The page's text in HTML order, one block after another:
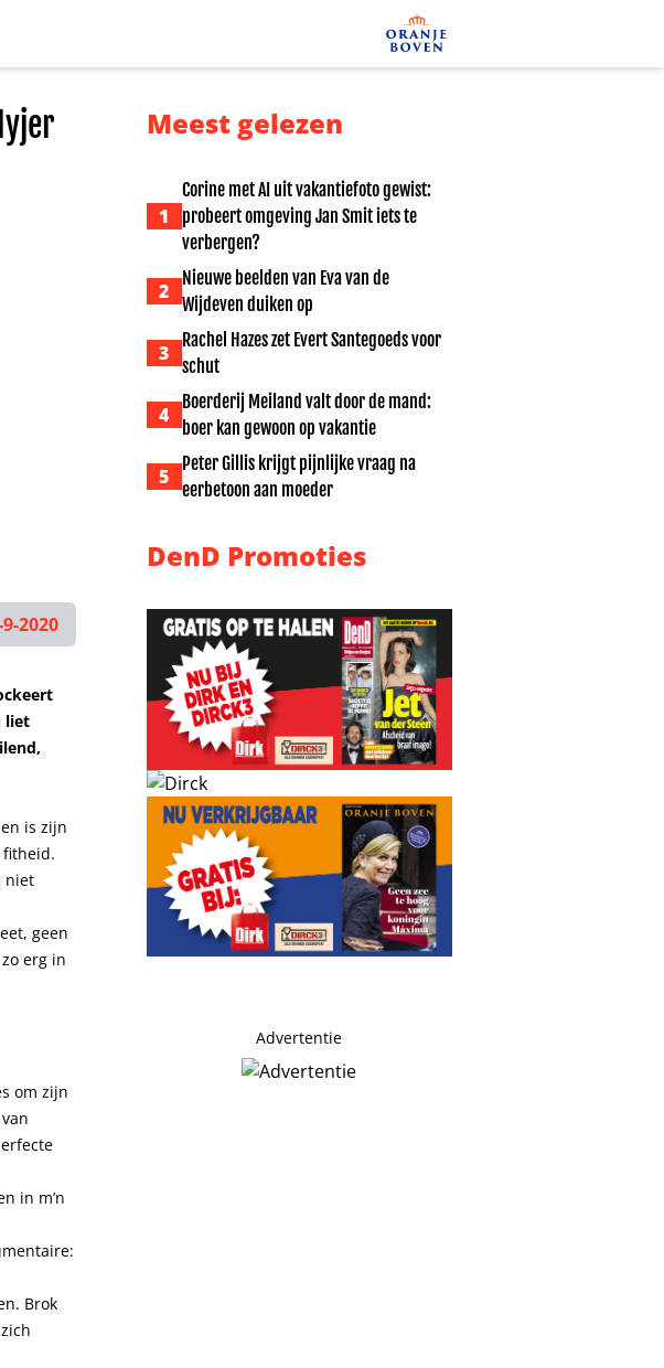
2020
liet
is zijn
fitheid.
niet
geen
erg in
om zijn
in m’n
Brok
Meest gelezen
1
Corine met AI uit vakantiefoto gewist:
probeert omgeving Jan Smit iets te
verbergen?
2
Nieuwe beelden van Eva van de
Wijdeven duiken op
3
Rachel Hazes zet Evert Santegoeds voor
schut
4
Boerderij Meiland valt door de mand:
boer kan gewoon op vakantie
5
Peter Gillis krijgt pijnlijke vraag na
eerbetoon aan moeder
DenD Promoties
Advertentie